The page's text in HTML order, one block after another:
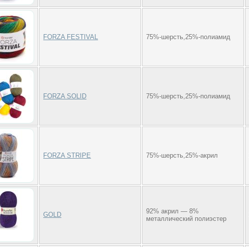
FORZA FESTIVAL 75%-шерсть,25%-полиамид
FORZA SOLID 75%-шерсть,25%-полиамид
FORZA STRIPE 75%-шерсть,25%-акрил
GOLD
92% акрил — 8%
металлический полиэстер